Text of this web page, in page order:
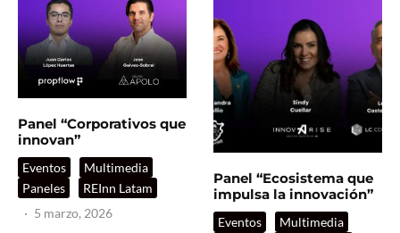
Panel “Corporativos que
innovan”
Eventos
Multimedia
Paneles
REInn Latam
· 5 marzo, 2026
Panel “Ecosistema que
impulsa la innovación”
Eventos
Multimedia